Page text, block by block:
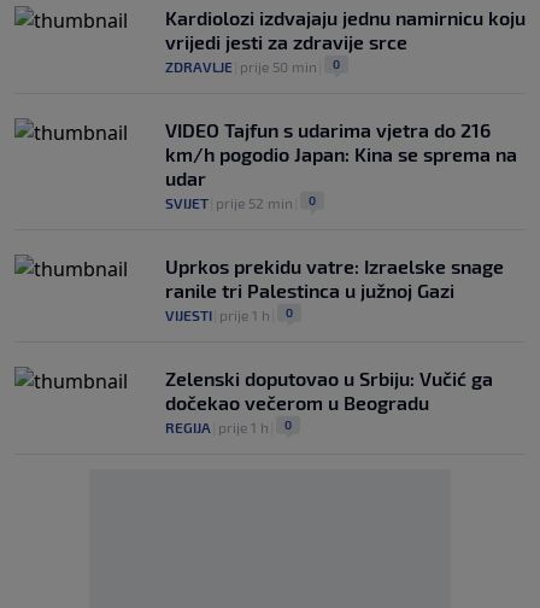
Kardiolozi izdvajaju jednu namirnicu koju
vrijedi jesti za zdravije srce
ZDRAVLJE prije 50 min 0
VIDEO Tajfun s udarima vjetra do 216
km/h pogodio Japan: Kina se sprema na
udar
SVIJET prije 52 min 0
Uprkos prekidu vatre: Izraelske snage
ranile tri Palestinca u južnoj Gazi
VIJESTI prije 1 h 0
Zelenski doputovao u Srbiju: Vučić ga
dočekao večerom u Beogradu
REGIJA prije 1 h 0